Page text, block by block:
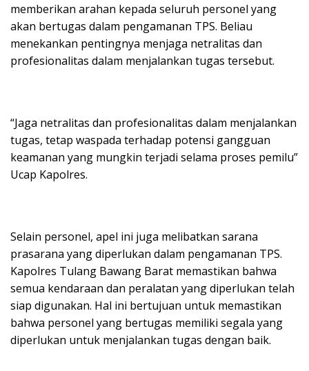
memberikan arahan kepada seluruh personel yang
akan bertugas dalam pengamanan TPS. Beliau
menekankan pentingnya menjaga netralitas dan
profesionalitas dalam menjalankan tugas tersebut.
“Jaga netralitas dan profesionalitas dalam menjalankan
tugas, tetap waspada terhadap potensi gangguan
keamanan yang mungkin terjadi selama proses pemilu”
Ucap Kapolres.
Selain personel, apel ini juga melibatkan sarana
prasarana yang diperlukan dalam pengamanan TPS.
Kapolres Tulang Bawang Barat memastikan bahwa
semua kendaraan dan peralatan yang diperlukan telah
siap digunakan. Hal ini bertujuan untuk memastikan
bahwa personel yang bertugas memiliki segala yang
diperlukan untuk menjalankan tugas dengan baik.